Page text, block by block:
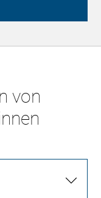
von